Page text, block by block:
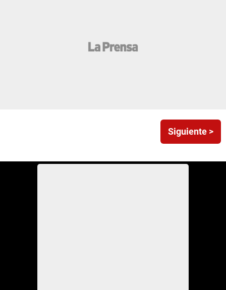
Siguiente >